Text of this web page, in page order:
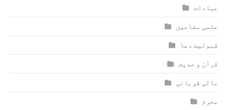
عبادات
علمی مضامین
قبولیت دعا
قرآن و حدیث
مالی قربانی
محرم